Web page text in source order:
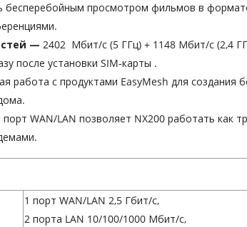
бесперебойным просмотром фильмов в
— 2402 Мбит/с (5 ГГц) + 1148 Мбит/с (2,4
после установки SIM-карты .
работа с продуктами EasyMesh для создания
порт WAN/LAN позволяет NX200 работать как
1 порт WAN/LAN 2,5 Гбит/с,
2 порта LAN 10/100/1000 Мбит/с,